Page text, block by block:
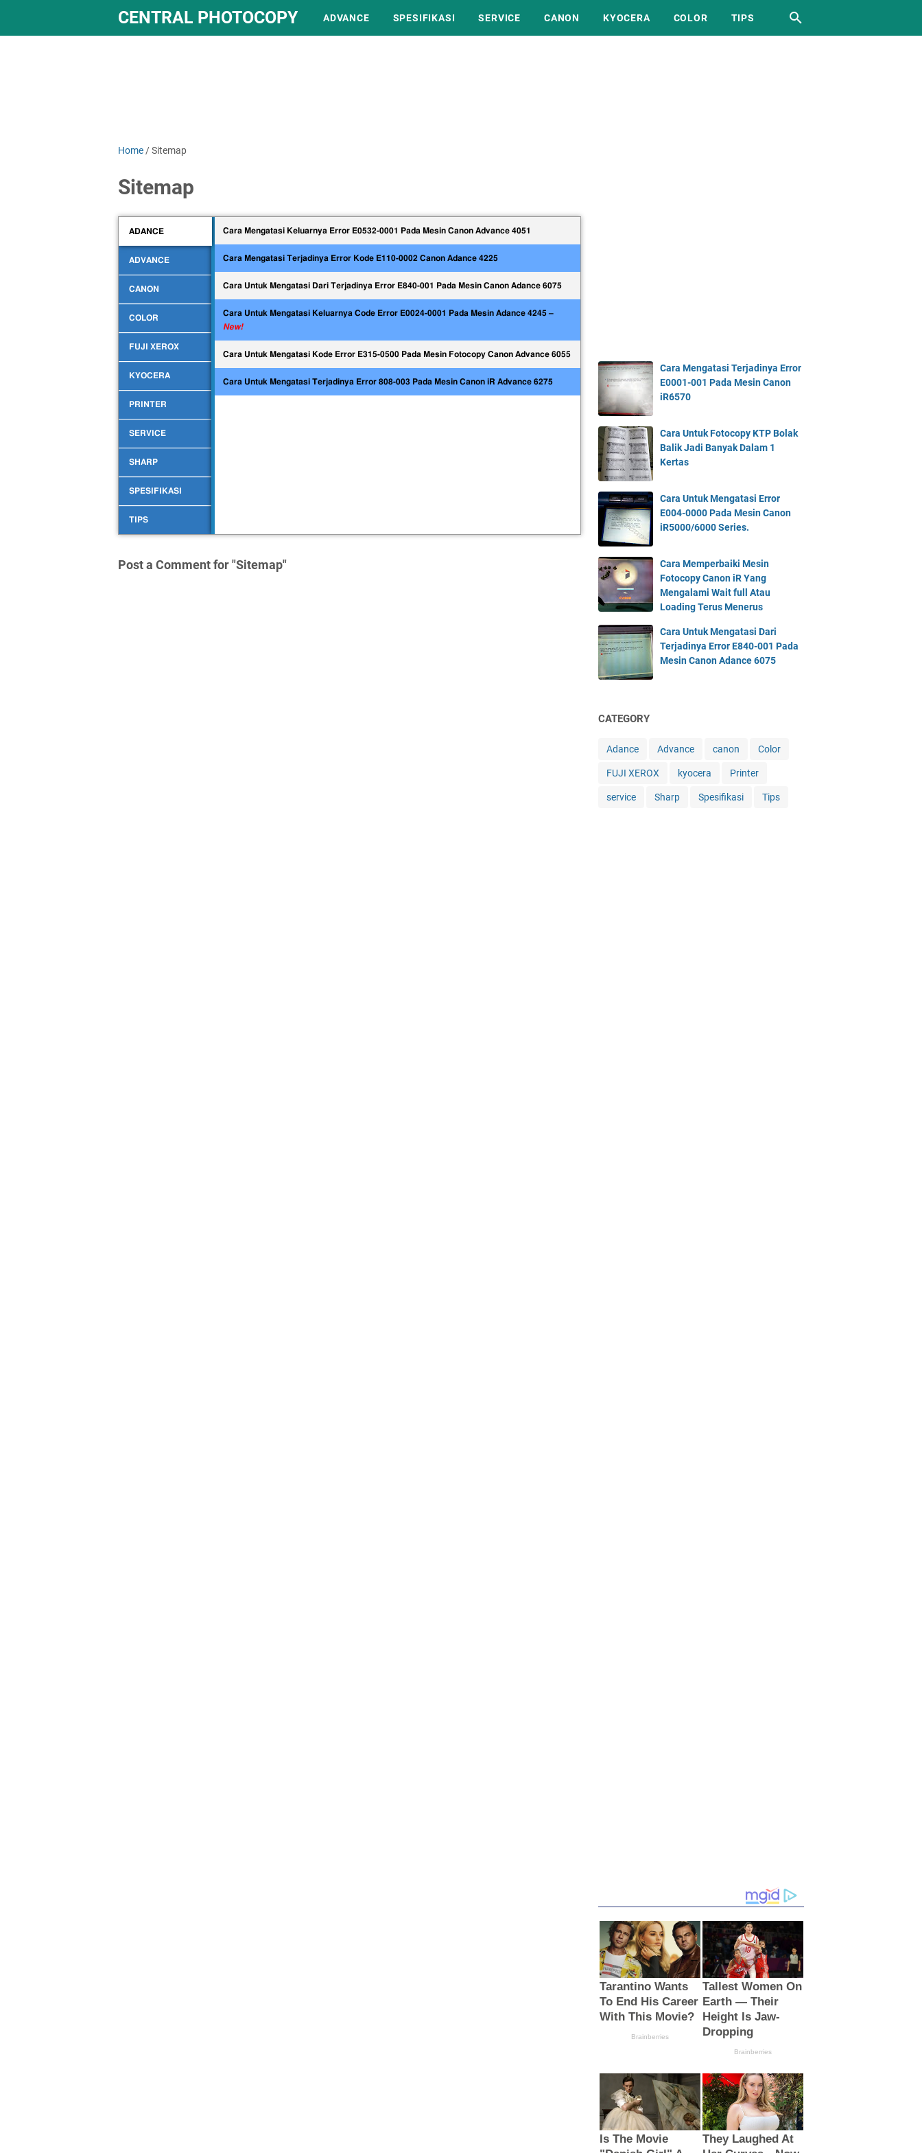
CENTRAL PHOTOCOPY ADVANCE SPESIFIKASI SERVICE CANON KYOCERA COLOR TIPS
Home /Sitemap
Sitemap
ADANCE
ADVANCE
CANON
COLOR
FUJI XEROX
KYOCERA
PRINTER
SERVICE
SHARP
SPESIFIKASI
TIPS
Cara Mengatasi Keluarnya Error E0532-0001 Pada Mesin Canon Advance 4051
Cara Mengatasi Terjadinya Error Kode E110-0002 Canon Adance 4225
Cara Untuk Mengatasi Dari Terjadinya Error E840-001 Pada Mesin Canon Adance 6075
Cara Untuk Mengatasi Keluarnya Code Error E0024-0001 Pada Mesin Adance 4245 –
New!
Cara Untuk Mengatasi Kode Error E315-0500 Pada Mesin Fotocopy Canon Advance 6055
Cara Untuk Mengatasi Terjadinya Error 808-003 Pada Mesin Canon iR Advance 6275
Post a Comment for "Sitemap"
Cara Mengatasi Terjadinya Error
E0001-001 Pada Mesin Canon
iR6570
Cara Untuk Fotocopy KTP Bolak
Balik Jadi Banyak Dalam 1
Kertas
Cara Untuk Mengatasi Error
E004-0000 Pada Mesin Canon
iR5000/6000 Series.
Cara Memperbaiki Mesin
Fotocopy Canon iR Yang
Mengalami Wait full Atau
Loading Terus Menerus
Cara Untuk Mengatasi Dari
Terjadinya Error E840-001 Pada
Mesin Canon Adance 6075
CATEGORY
Adance Advance canon Color
FUJI XEROX kyocera Printer
service Sharp Spesifikasi Tips